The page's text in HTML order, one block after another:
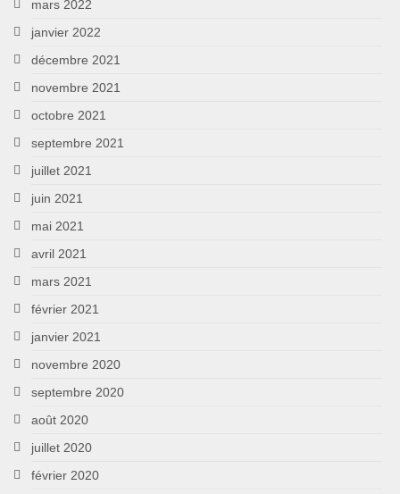
mars 2022
janvier 2022
décembre 2021
novembre 2021
octobre 2021
septembre 2021
juillet 2021
juin 2021
mai 2021
avril 2021
mars 2021
février 2021
janvier 2021
novembre 2020
septembre 2020
août 2020
juillet 2020
février 2020